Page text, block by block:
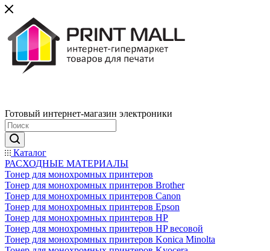
Готовый интернет-магазин электроники
Каталог
РАСХОДНЫЕ МАТЕРИАЛЫ
Тонер для монохромных принтеров
Тонер для монохромных принтеров Brother
Тонер для монохромных принтеров Canon
Тонер для монохромных принтеров Epson
Тонер для монохромных принтеров HP
Тонер для монохромных принтеров HP весовой
Тонер для монохромных принтеров Konica Minolta